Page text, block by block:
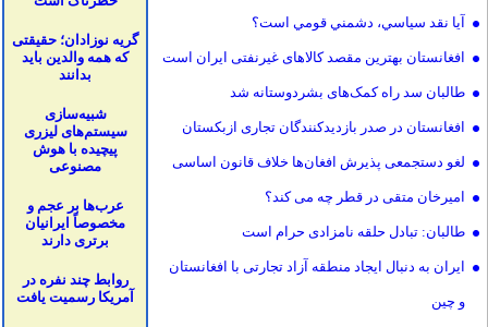
آيا نقد سياسي، دشمني قومي است؟
افغانستان بهترین مقصد کالاهای غیرنفتی ایران است
طالبان سد راه کمک‌های بشردوستانه شد
افغانستان در صدر بازدیدکنندگان تجاری ازبکستان
لغو دستجمعی پذیرش افغان‌ها خلاف قانون اساسی
امیرخان متقی در قطر چه می کند؟
طالبان: تبادل حلقه نامزادی حرام است
ایران به دنبال ایجاد منطقه آزاد تجارتی با افغانستان
و چین
گریه نوزادان؛ حقیقتی
که همه والدین باید
بدانند
شبیه‌سازی
سیستم‌های لیزری
پیچیده با هوش
مصنوعی
عرب‌ها بر عجم و
مخصوصاً ایرانیان
برتری دارند
روابط چند نفره در
آمریکا رسمیت یافت